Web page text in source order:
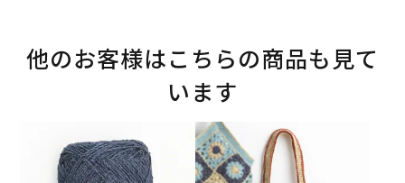
他のお客様はこちらの商品も見て
います